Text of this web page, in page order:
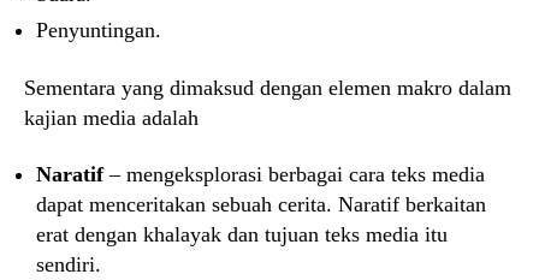
Penyuntingan.
Sementara yang dimaksud dengan elemen makro dalam
kajian media adalah
Naratif– mengeksplorasi berbagai cara teks media
dapat menceritakan sebuah cerita. Naratif berkaitan
erat dengan khalayak dan tujuan teks media itu
sendiri.